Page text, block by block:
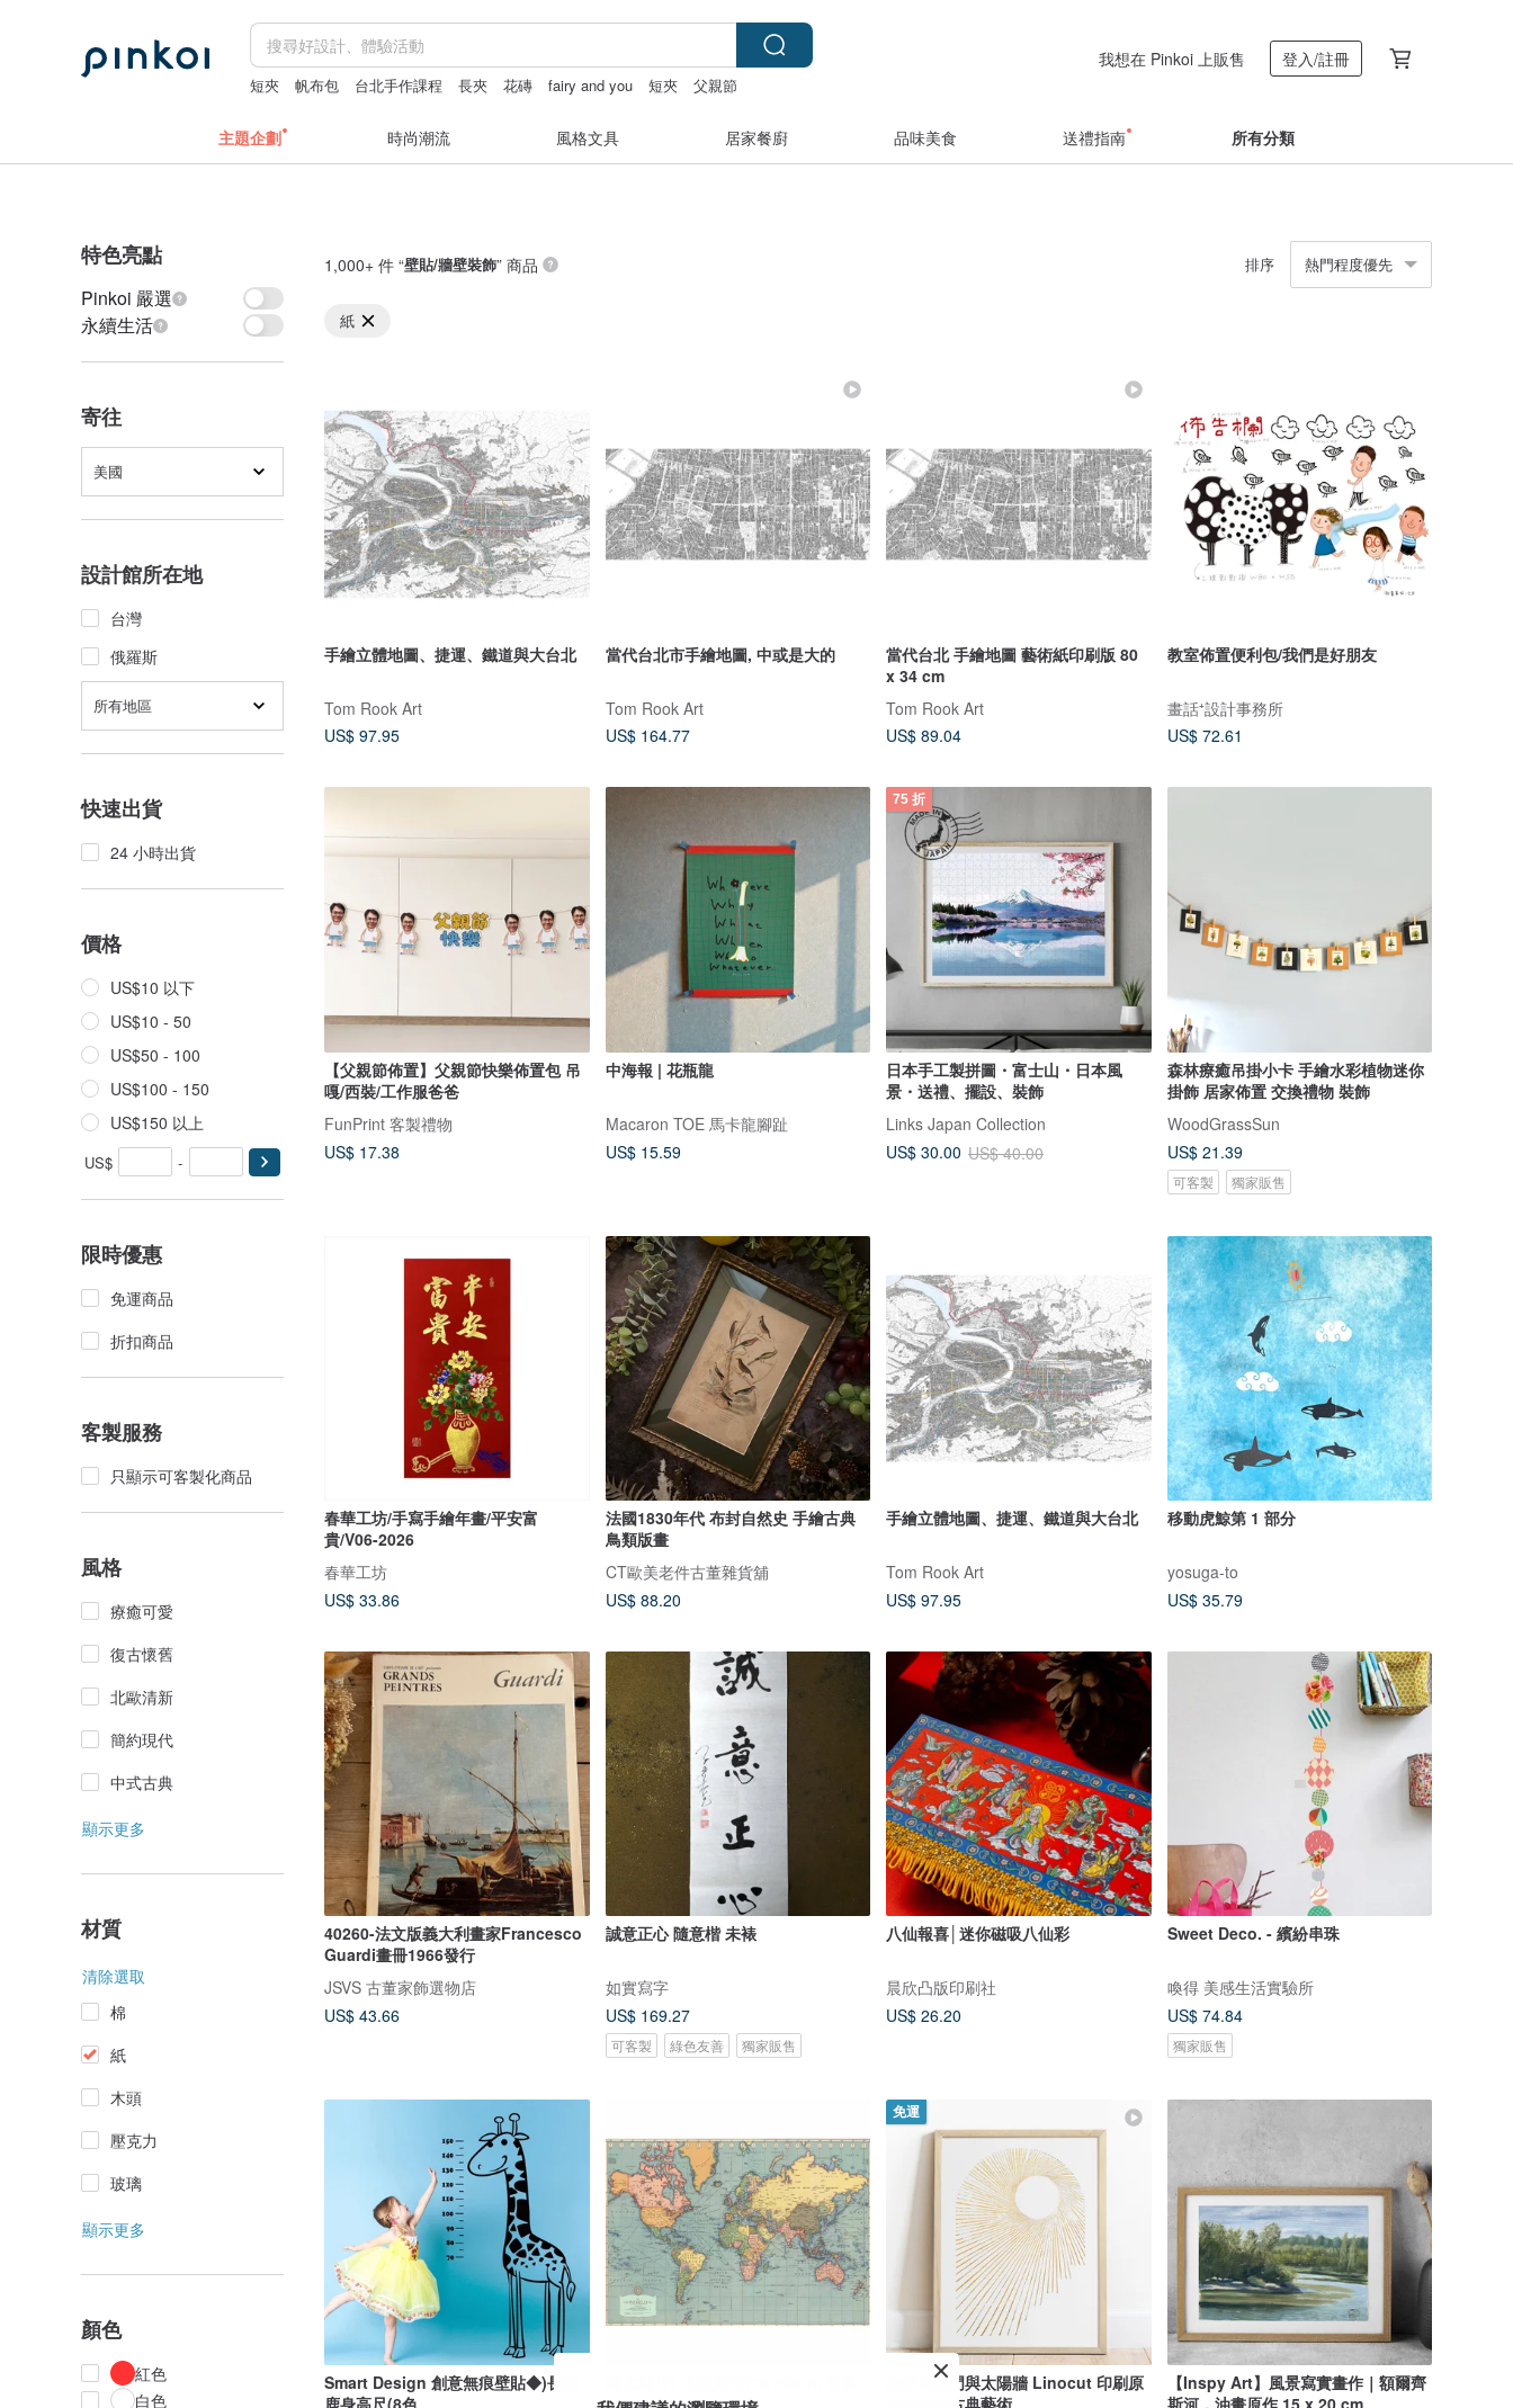
短夾 帆布包 台北手作課程 長夾 花磚 fairy and you 短夾 父親節
我想在 Pinkoi 上販售 登入/註冊
主題企劃 時尚潮流 風格文具 居家餐廚 品味美食 送禮指南 所有分類
特色亮點
Pinkoi 嚴選
永續生活
寄往
美國
設計館所在地
台灣
俄羅斯
所有地區
快速出貨
24 小時出貨
價格
US$10 以下
US$10 - 50
US$50 - 100
US$100 - 150
US$150 以上
US$ -
限時優惠
免運商品
折扣商品
客製服務
只顯示可客製化商品
風格
療癒可愛
復古懷舊
北歐清新
簡約現代
中式古典
顯示更多
材質
清除選取
棉
紙
木頭
壓克力
玻璃
顯示更多
顏色
紅色
白色
1,000+ 件 “壁貼/牆壁裝飾” 商品 排序 熱門程度優先
紙
手繪立體地圖、捷運、鐵道與大台北
Tom Rook Art
US$ 97.95
當代台北市手繪地圖, 中或是大的
Tom Rook Art
US$ 164.77
當代台北 手繪地圖 藝術紙印刷版 80
x 34 cm
Tom Rook Art
US$ 89.04
教室佈置便利包/我們是好朋友
畫話⁺設計事務所
US$ 72.61
【父親節佈置】父親節快樂佈置包 吊
嘎/西裝/工作服爸爸
FunPrint 客製禮物
US$ 17.38
中海報 | 花瓶龍
Macaron TOE 馬卡龍腳趾
US$ 15.59
75 折
日本手工製拼圖・富士山・日本風
景・送禮、擺設、裝飾
Links Japan Collection
US$ 30.00 US$ 40.00
森林療癒吊掛小卡 手繪水彩植物迷你
掛飾 居家佈置 交換禮物 裝飾
WoodGrassSun
US$ 21.39
可客製 獨家販售
春華工坊/手寫手繪年畫/平安富
貴/V06-2026
春華工坊
US$ 33.86
法國1830年代 布封自然史 手繪古典
鳥類版畫
CT歐美老件古董雜貨舖
US$ 88.20
手繪立體地圖、捷運、鐵道與大台北
Tom Rook Art
US$ 97.95
移動虎鯨第 1 部分
yosuga-to
US$ 35.79
40260-法文版義大利畫家Francesco
Guardi畫冊1966發行
JSVS 古董家飾選物店
US$ 43.66
誠意正心 隨意楷 未裱
如實寫字
US$ 169.27
可客製 綠色友善 獨家販售
八仙報喜│迷你磁吸八仙彩
晨欣凸版印刷社
US$ 26.20
Sweet Deco. - 繽紛串珠
喚得 美感生活實驗所
US$ 74.84
獨家販售
Smart Design 創意無痕壁貼◆)長頸
鹿身高尺(8色
地圖(附時區)
免運
抽象金拱門與太陽牆 Linocut 印刷原
創藝術品古典藝術
【Inspy Art】風景寫實畫作｜額爾齊
斯河．油畫原作 15 x 20 cm